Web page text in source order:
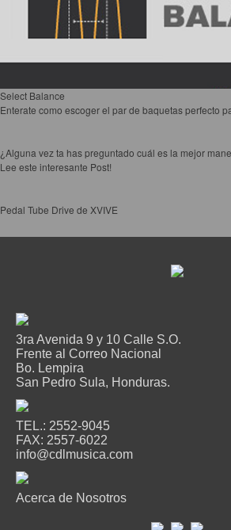
Select Balance
Enterate como escoger el par de baquetas perfecto
¿Alguna vez ta has preguntado cuál es la mejor
Lee este interesante Post!
Pedal Tube Drive de XVIVE
3ra Avenida 9 y 10 Calle S.O.
Frente al Correo Nacional
Bo. Lempira
San Pedro Sula, Honduras.
TEL.: 2552-9045
FAX: 2557-6022
info@cdlmusica.com
Acerca de Nosotros